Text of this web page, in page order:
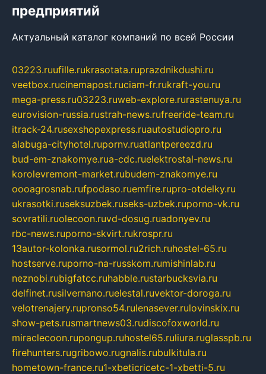
предприятий
Актуальный каталог компаний по всей России
03223.ruufille.rukrasotata.ruprazdnikdushi.ru
veetbox.rucinemapost.ruciam-fr.rukraft-you.ru
mega-press.ru03223.ruweb-explore.rurastenuya.ru
eurovision-russia.rustrah-news.rufreeride-team.ru
itrack-24.rusexshopexpress.ruautostudiopro.ru
alabuga-cityhotel.rupornv.ruatlantpereezd.ru
bud-em-znakomye.rua-cdc.ruelektrostal-news.ru
korolevremont-market.rubudem-znakomye.ru
oooagrosnab.rufpodaso.ruemfire.rupro-otdelky.ru
ukrasotki.ruseksuzbek.ruseks-uzbek.ruporno-vk.ru
sovratili.ruolecoon.ruvd-dosug.ruadonyev.ru
rbc-news.ruporno-skvirt.rukrospr.ru
13autor-kolonka.rusormol.ru2rich.ruhostel-65.ru
hostserve.ruporno-na-russkom.rumishinlab.ru
neznobi.rubigfatcc.ruhabble.rustarbucksvia.ru
delfinet.rusilvernano.ruelestal.ruvektor-doroga.ru
velotrenajery.rupronso54.rulenasever.rulovinskix.ru
show-pets.rusmartnews03.rudiscofoxworld.ru
miraclecoon.rupongup.ruhostel65.ruliura.ruglasspb.ru
firehunters.rugribowo.rugnalis.rubulkitula.ru
hometown-france.ru1-xbeticricetc-1-xbetti-5.ru